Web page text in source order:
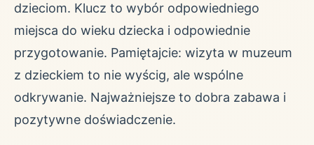
dzieciom. Klucz to wybór odpowiedniego
miejsca do wieku dziecka i odpowiednie
przygotowanie. Pamiętajcie: wizyta w muzeum
z dzieckiem to nie wyścig, ale wspólne
odkrywanie. Najważniejsze to dobra zabawa i
pozytywne doświadczenie.